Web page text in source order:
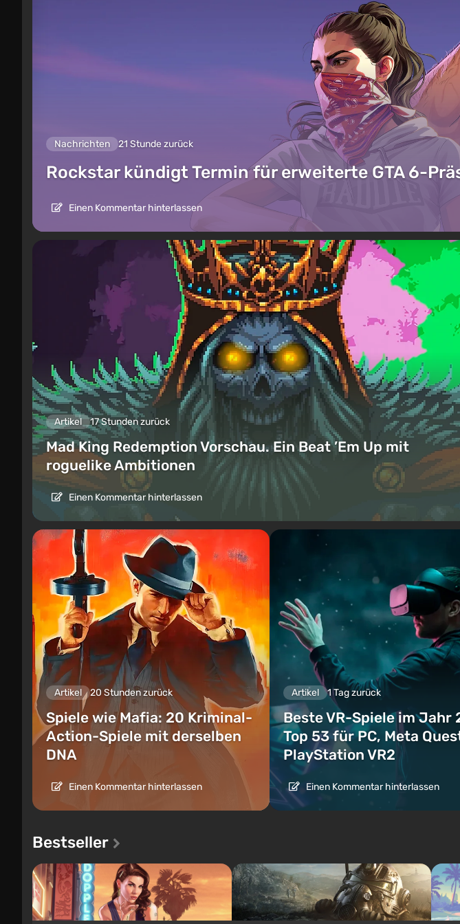
Nachrichten 21 Stunde zurück
Rockstar kündigt Termin für erweiterte GTA 6-
Einen Kommentar hinterlassen
Artikel 17 Stunden zurück
Mad King Redemption Vorschau. Ein Beat ’Em Up mit
roguelike Ambitionen
Einen Kommentar hinterlassen
Artikel 20 Stunden zurück
Spiele wie Mafia: 20 Kriminal-
Action-Spiele mit derselben
DNA
Einen Kommentar hinterlassen
Artikel 1 Tag zurück
Beste VR-Spiele im Jahr
Top 53 für PC, Meta
PlayStation VR2
Einen Kommentar hinterlassen
Bestseller